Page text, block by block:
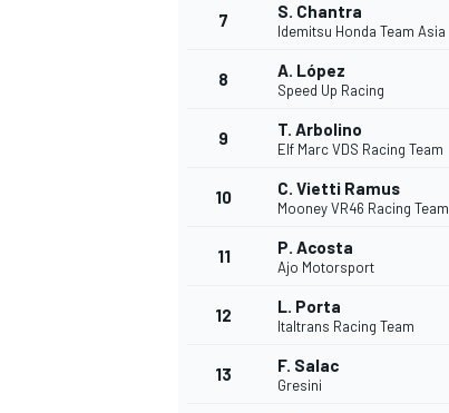
7 S. Chantra
Idemitsu Honda Team Asia
8 A. López
Speed Up Racing
9 T. Arbolino
Elf Marc VDS Racing Team
10 C. Vietti Ramus
Mooney VR46 Racing Team
11 P. Acosta
Ajo Motorsport
12 L. Porta
Italtrans Racing Team
13 F. Salac
Gresini